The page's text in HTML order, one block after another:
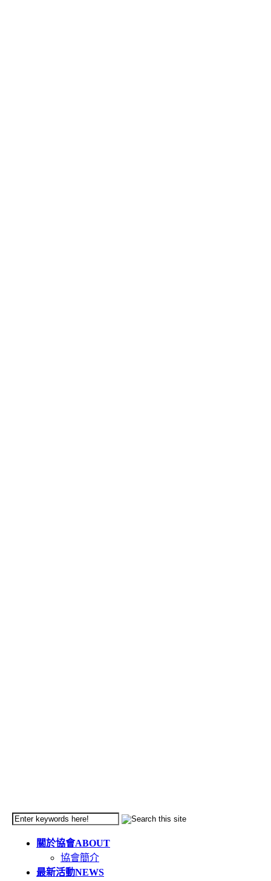
關於協會ABOUT
協會簡介
最新活動NEWS